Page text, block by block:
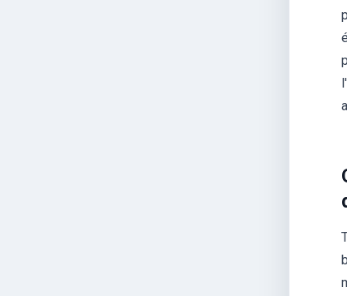
l'